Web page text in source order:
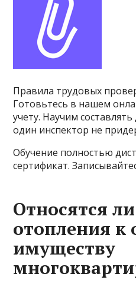
Правила трудовых
Готовьтесь в нашем
учету. Научим
один инспектор не
Обучение полностью
сертификат.
Относятся
отопления
имуществу